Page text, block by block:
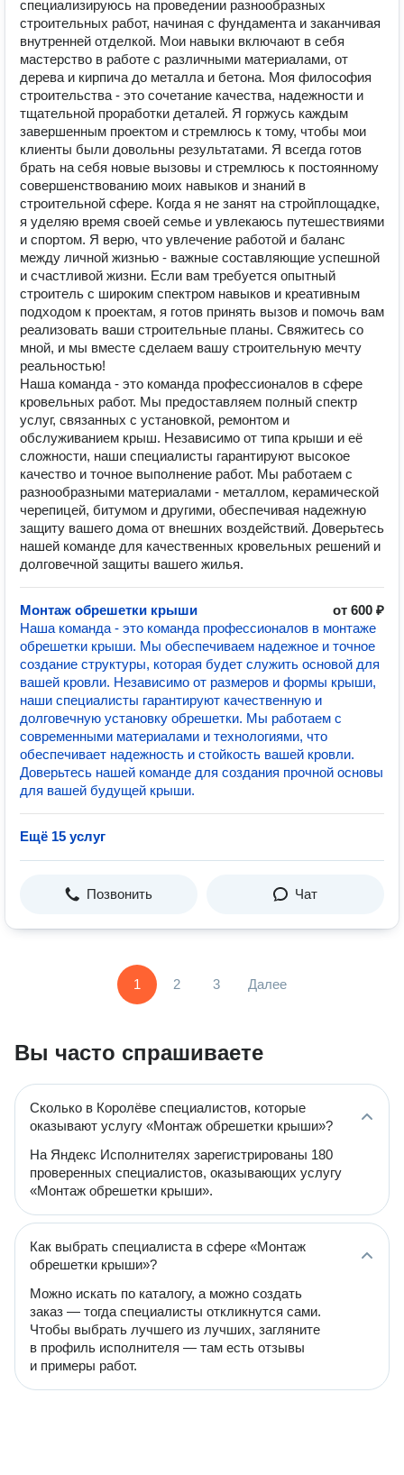
специализируюсь на проведении разнообразных
строительных работ, начиная с фундамента и заканчивая
внутренней отделкой. Мои навыки включают в себя
мастерство в работе с различными материалами, от
дерева и кирпича до металла и бетона. Моя философия
строительства - это сочетание качества, надежности и
тщательной проработки деталей. Я горжусь каждым
завершенным проектом и стремлюсь к тому, чтобы мои
клиенты были довольны результатами. Я всегда готов
брать на себя новые вызовы и стремлюсь к постоянному
совершенствованию моих навыков и знаний в
строительной сфере. Когда я не занят на стройплощадке,
я уделяю время своей семье и увлекаюсь путешествиями
и спортом. Я верю, что увлечение работой и баланс
между личной жизнью - важные составляющие успешной
и счастливой жизни. Если вам требуется опытный
строитель с широким спектром навыков и креативным
подходом к проектам, я готов принять вызов и помочь вам
реализовать ваши строительные планы. Свяжитесь со
мной, и мы вместе сделаем вашу строительную мечту
реальностью!
Наша команда - это команда профессионалов в сфере
кровельных работ. Мы предоставляем полный спектр
услуг, связанных с установкой, ремонтом и
обслуживанием крыш. Независимо от типа крыши и её
сложности, наши специалисты гарантируют высокое
качество и точное выполнение работ. Мы работаем с
разнообразными материалами - металлом, керамической
черепицей, битумом и другими, обеспечивая надежную
защиту вашего дома от внешних воздействий. Доверьтесь
нашей команде для качественных кровельных решений и
долговечной защиты вашего жилья.
Монтаж обрешетки крыши
от 600 ₽
Наша команда - это команда профессионалов в монтаже
обрешетки крыши. Мы обеспечиваем надежное и точное
создание структуры, которая будет служить основой для
вашей кровли. Независимо от размеров и формы крыши,
наши специалисты гарантируют качественную и
долговечную установку обрешетки. Мы работаем с
современными материалами и технологиями, что
обеспечивает надежность и стойкость вашей кровли.
Доверьтесь нашей команде для создания прочной основы
для вашей будущей крыши.
Ещё 15 услуг
Позвонить Чат
1 2 3 Далее
Вы часто спрашиваете
Сколько в Королёве специалистов, которые
оказывают услугу «Монтаж обрешетки крыши»?
На Яндекс Исполнителях зарегистрированы 180
проверенных специалистов, оказывающих услугу
«Монтаж обрешетки крыши».
Как выбрать специалиста в сфере «Монтаж
обрешетки крыши»?
Можно искать по каталогу, а можно создать
заказ — тогда специалисты откликнутся сами.
Чтобы выбрать лучшего из лучших, загляните
в профиль исполнителя — там есть отзывы
и примеры работ.